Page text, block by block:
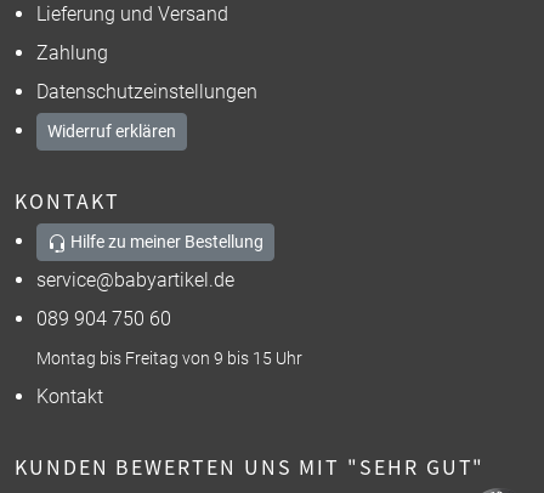
Lieferung und Versand
Zahlung
Datenschutzeinstellungen
Widerruf erklären
KONTAKT
Hilfe zu meiner Bestellung
service@babyartikel.de
089 904 750 60
Montag bis Freitag von 9 bis 15 Uhr
Kontakt
KUNDEN BEWERTEN UNS MIT "SEHR GUT"